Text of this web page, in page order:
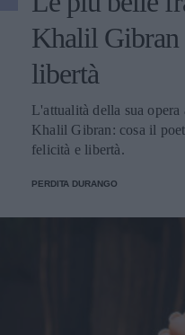
Khalil Gibran
libertà
L'attualità della sua
Khalil Gibran: cosa il
felicità e libertà.
PERDITA DURANGO